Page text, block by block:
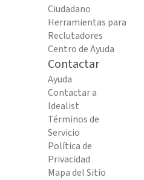
Ciudadano
Herramientas para
Reclutadores
Centro de Ayuda
Contactar
Ayuda
Contactar a
Idealist
Términos de
Servicio
Política de
Privacidad
Mapa del Sitio